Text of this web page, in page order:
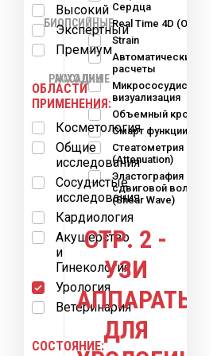
БИОПСИЙНЫЕ
НАСАДКИ
РАСХОДНЫЕ
МАТЕРИАЛЫ
Сердца
Real Time 4D (OB-GYN)
Strain
Автоматические
расчеты
Микрососудистая
визуализация
Объемный кровоток
Смарт функции
Стеатометрия
(Attenuation)
Эластография
сдвиговой волны
(Shear Wave)
Высокий
Экспертный
Премиум
ОБЛАСТИ
ПРИМЕНЕНИЯ:
Косметология
Общие
исследования
Сосудистые
исследования
Кардиология
Акушерство
и
Гинекология
Урология
Ветеринария
СОСТОЯНИЕ:
СТР. 2 -
УЗИ
АППАРАТЫ
ДЛЯ